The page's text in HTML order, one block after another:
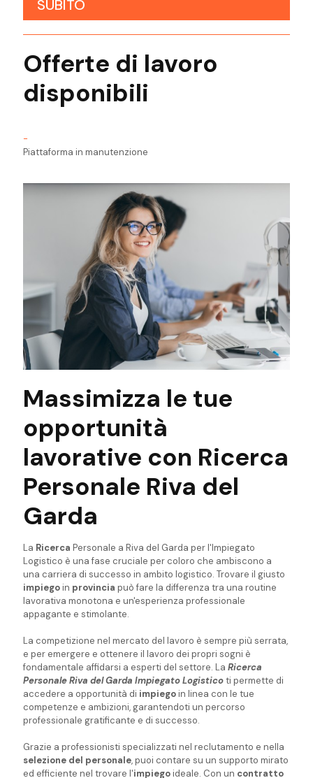
SUBITO
Offerte di lavoro
disponibili
-
Piattaforma in manutenzione
Massimizza le tue
opportunità
lavorative con Ricerca
Personale Riva del
Garda
La Ricerca Personale a Riva del Garda per l'Impiegato
Logistico è una fase cruciale per coloro che ambiscono a
una carriera di successo in ambito logistico. Trovare il giusto
impiegoin provincia può fare la differenza tra una routine
lavorativa monotona e un'esperienza professionale
appagante e stimolante.
La competizione nel mercato del lavoro è sempre più serrata,
e per emergere e ottenere il lavoro dei propri sogni è
fondamentale affidarsi a esperti del settore. La Ricerca
Personale Riva del Garda Impiegato Logisticoti permette di
accedere a opportunità di impiegoin linea con le tue
competenze e ambizioni, garantendoti un percorso
professionale gratificante e di successo.
Grazie a professionisti specializzati nel reclutamento e nella
selezione del personale, puoi contare su un supporto mirato
ed efficiente nel trovare l'impiegoideale. Con un contratto